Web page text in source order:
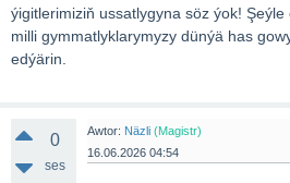
ýigitlerimiziň ussatlygyna söz ýok! Şeýle
milli gymmatlyklarymyzy dünýä has
edýärin.
0
ses
Awtor: Näzli (Magistr)
16.06.2026 04:54